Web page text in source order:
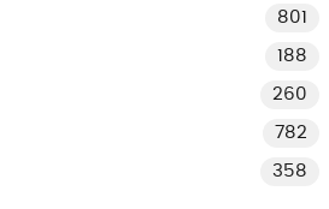
801
188
260
782
358